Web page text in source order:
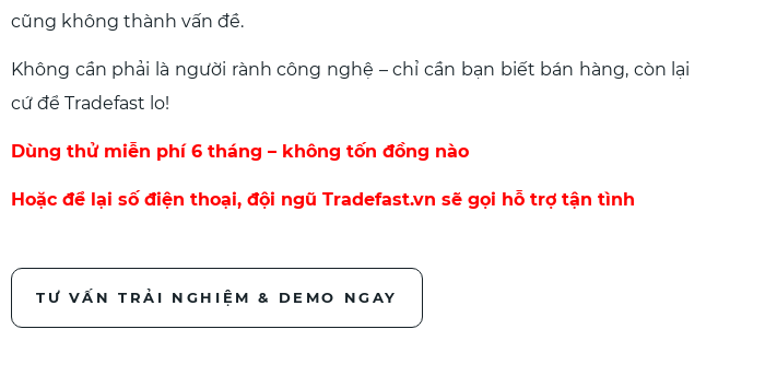
cũng không thành vấn đề.
Không cần phải là người rành công nghệ – chỉ cần bạn biết bán hàng, còn lại
cứ để Tradefast lo!
Dùng thử miễn phí 6 tháng – không tốn đồng nào
Hoặc để lại số điện thoại, đội ngũ Tradefast.vn sẽ gọi hỗ trợ tận tình
TƯ VẤN TRẢI NGHIỆM & DEMO NGAY